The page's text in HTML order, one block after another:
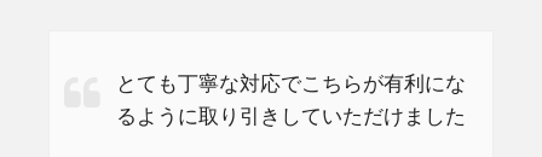
とても丁寧な対応でこちらが有利にな
るように取り引きしていただけました